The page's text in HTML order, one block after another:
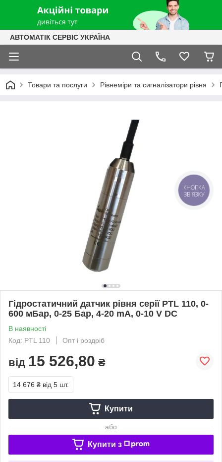
АВТОМАТІК СЕРВІС УКРАЇНА
Товари та послуги Рівнеміри та сигналізатори рівня
Гідростатичний датчик рівня серії PTL 110, 0-
600 мБар, 0-25 Бар, 4-20 mA, 0-10 V DC
В наявності
Код: PTL 110
Опт і роздріб
від 15 526,80 ₴
14 676 ₴ від 5 шт.
Купити
або
Купити з
КНОПКА
ЗВ'ЯЗКУ